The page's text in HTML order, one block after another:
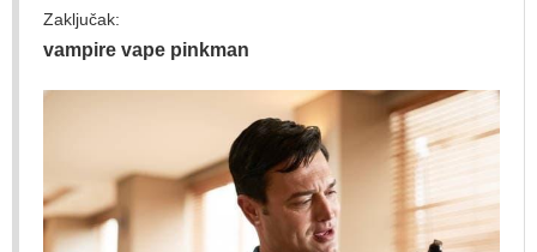
Zaključak:
vampire vape pinkman